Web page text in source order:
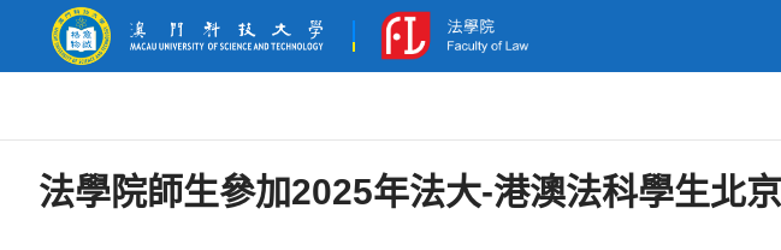
法學院師生參加2025年法大-港澳法科學生北